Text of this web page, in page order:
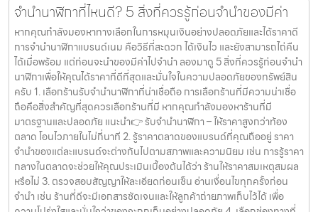
จำนำนาฬิกาที่ไหนดี? 5 สิ่งที่ควรรู้ก่อนจำนำของมีค่า
หากคุณกำลังมองหาทางเลือกในการหมุนเงินอย่างปลอดภัยและได้ราคาดี
การจำนำนาฬิกาแบรนด์เนม คือวิธีที่สะดวก ได้เงินไว และยังสามารถไถ่คืน
ได้เมื่อพร้อม แต่ก่อนจะนำของมีค่าไปจำนำ ลองมาดู 5 สิ่งที่ควรรู้ก่อนจำนำ
นาฬิกาเพื่อให้คุณได้ราคาที่ดีที่สุดและมั่นใจในความปลอดภัยของทรัพย์สิน
ครับ 1. เลือกร้านรับจำนำนาฬิกาที่น่าเชื่อถือ การเลือกร้านที่มีความน่าเชื่อ
ถือคือสิ่งสำคัญที่สุดควรเลือกร้านที่มี หากคุณกำลังมองหาร้านที่มี
มาตรฐานและปลอดภัย แนะนำ👉 รับจำนำนาฬิกา – ให้ราคาสูงกว่าท้อง
ตลาด โอนไวภายในไม่กี่นาที 2. รู้ราคาตลาดของแบรนด์ที่คุณถืออยู่ ราคา
จำนำของแต่ละแบรนด์จะต่างกันไปตามสภาพและความนิยม เช่น การรู้ราคา
กลางในตลาดจะช่วยให้คุณประเมินเบื้องต้นได้ว่า ร้านให้ราคาสมเหตุสมผล
หรือไม่ 3. ตรวจสอบสัญญาให้ละเอียดก่อนเซ็น อ่านเงื่อนไขทุกครั้งก่อน
จำนำ เช่น ร้านที่ดีจะมีเอกสารชัดเจนและให้ลูกค้าถ่ายภาพเก็บไว้ได้ เพื่อ